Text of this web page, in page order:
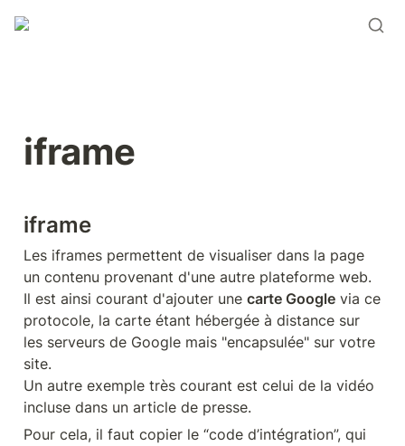
iframe
iframe
Les iframes permettent de visualiser dans la page
un contenu provenant d'une autre plateforme web.
Il est ainsi courant d'ajouter une carte Google via ce
protocole, la carte étant hébergée à distance sur
les serveurs de Google mais "encapsulée" sur votre
site.
Un autre exemple très courant est celui de la vidéo
incluse dans un article de presse.
Pour cela, il faut copier le “code d’intégration”, qui